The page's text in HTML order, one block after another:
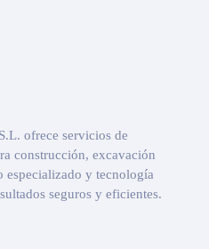
ofrece servicios de
construcción, excavación
especializado y tecnología
seguros y eficientes.